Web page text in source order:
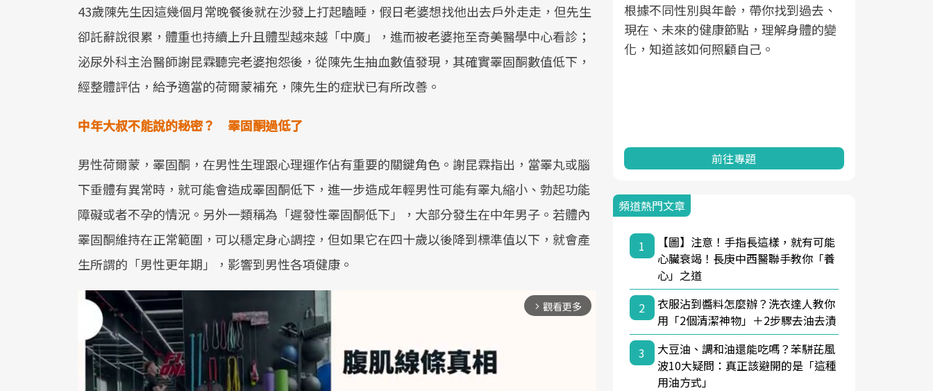
43歲陳先生因這幾個月常晚餐後就在沙發上打起瞌睡，假日老婆想找他出去戶外走走，但先生
卻託辭說很累，體重也持續上升且體型越來越「中廣」，進而被老婆拖至奇美醫學中心看診；
泌尿外科主治醫師謝昆霖聽完老婆抱怨後，從陳先生抽血數值發現，其確實睪固酮數值低下，
經整體評估，給予適當的荷爾蒙補充，陳先生的症狀已有所改善。
中年大叔不能說的秘密？ 睪固酮過低了
男性荷爾蒙，睪固酮，在男性生理跟心理運作佔有重要的關鍵角色。謝昆霖指出，當睪丸或腦
下垂體有異常時，就可能會造成睪固酮低下，進一步造成年輕男性可能有睪丸縮小、勃起功能
障礙或者不孕的情況。另外一類稱為「遲發性睪固酮低下」，大部分發生在中年男子。若體內
睪固酮維持在正常範圍，可以穩定身心調控，但如果它在四十歲以後降到標準值以下，就會產
生所謂的「男性更年期」，影響到男性各項健康。
arrow_forward_ios 觀看更多
面對超高齡社會的浪潮，台灣正在快速
邁向「健康照護」的新時代。隨著國家
政策如「健康台灣推動委員會」與「長
照3.0」的推進，「預防醫學」已成全民
關注的核心議題。然而，健檢不只是醫
前往專題
2025年，就到良醫生活祭體驗「一站式
健康新生活」，從講座、體驗到運動，
全面啟動你的健康革命！
前往專題
良醫健康網從「換季的身體變化」出
發，透過醫學觀點與日常感受的對話，
建立對亞健康的認知，進而引導實際的
改善行動。
前往專題
根據不同性別與年齡，帶你找到過去、
現在、未來的健康節點，理解身體的變
化，知道該如何照顧自己。
前往專題
頻道熱門文章
1
【圖】注意！手指長這樣，就有可能
心臟衰竭！長庚中西醫聯手教你「養
心」之道
2
衣服沾到醬料怎麼辦？洗衣達人教你
用「2個清潔神物」＋2步驟去油去漬
3
大豆油、調和油還能吃嗎？苯駢芘風
波10大疑問：真正該避開的是「這種
用油方式」